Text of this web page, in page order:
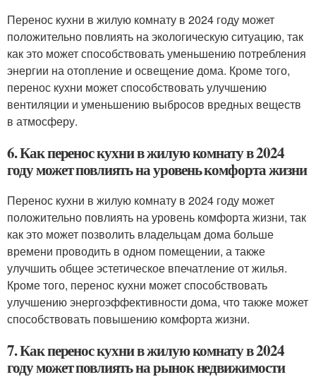
Перенос кухни в жилую комнату в 2024 году может
положительно повлиять на экологическую ситуацию, так
как это может способствовать уменьшению потребления
энергии на отопление и освещение дома. Кроме того,
перенос кухни может способствовать улучшению
вентиляции и уменьшению выбросов вредных веществ
в атмосферу.
6. Как перенос кухни в жилую комнату в 2024
году может повлиять на уровень комфорта жизни
Перенос кухни в жилую комнату в 2024 году может
положительно повлиять на уровень комфорта жизни, так
как это может позволить владельцам дома больше
времени проводить в одном помещении, а также
улучшить общее эстетическое впечатление от жилья.
Кроме того, перенос кухни может способствовать
улучшению энергоэффективности дома, что также может
способствовать повышению комфорта жизни.
7. Как перенос кухни в жилую комнату в 2024
году может повлиять на рынок недвижимости